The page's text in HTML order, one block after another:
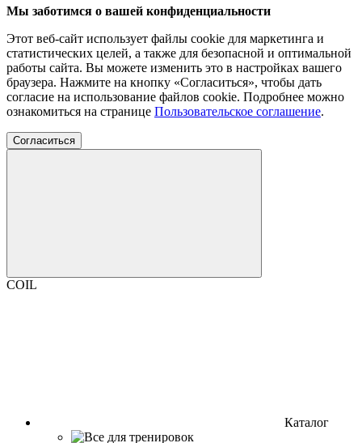
Мы заботимся о вашей конфиденциальности
Этот веб-сайт использует файлы cookie для маркетинга и
статистических целей, а также для безопасной и оптимальной
работы сайта. Вы можете изменить это в настройках вашего
браузера. Нажмите на кнопку «Согласиться», чтобы дать
согласие на использование файлов cookie. Подробнее можно
ознакомиться на странице Пользовательское соглашение.
Согласиться
COIL
Каталог